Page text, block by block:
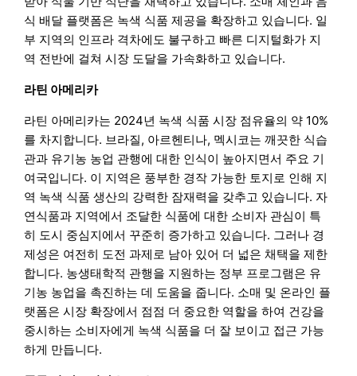
식 배달 플랫폼은 녹색 식품 제공을 확장하고 있습니다. 일
부 지역의 인프라 격차에도 불구하고 빠른 디지털화가 지
역 전반에 걸쳐 시장 도달을 가속화하고 있습니다.
라틴 아메리카
라틴 아메리카는 2024년 녹색 식품 시장 점유율의 약 10%
를 차지합니다. 브라질, 아르헨티나, 멕시코는 깨끗한 식습
관과 유기농 농업 관행에 대한 인식이 높아지면서 주요 기
여국입니다. 이 지역은 풍부한 경작 가능한 토지로 인해 지
역 녹색 식품 생산의 강력한 잠재력을 갖추고 있습니다. 자
연식품과 지역에서 조달한 식품에 대한 소비자 관심이 특
히 도시 중심지에서 꾸준히 증가하고 있습니다. 그러나 경
제성은 여전히 도전 과제로 남아 있어 더 넓은 채택을 제한
합니다. 농생태학적 관행을 지원하는 정부 프로그램은 유
기농 농업을 촉진하는 데 도움을 줍니다. 소매 및 온라인 플
랫폼은 시장 확장에서 점점 더 중요한 역할을 하여 건강을
중시하는 소비자에게 녹색 식품을 더 잘 보이고 접근 가능
하게 만듭니다.